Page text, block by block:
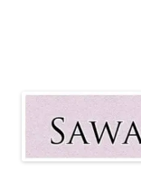
All In One